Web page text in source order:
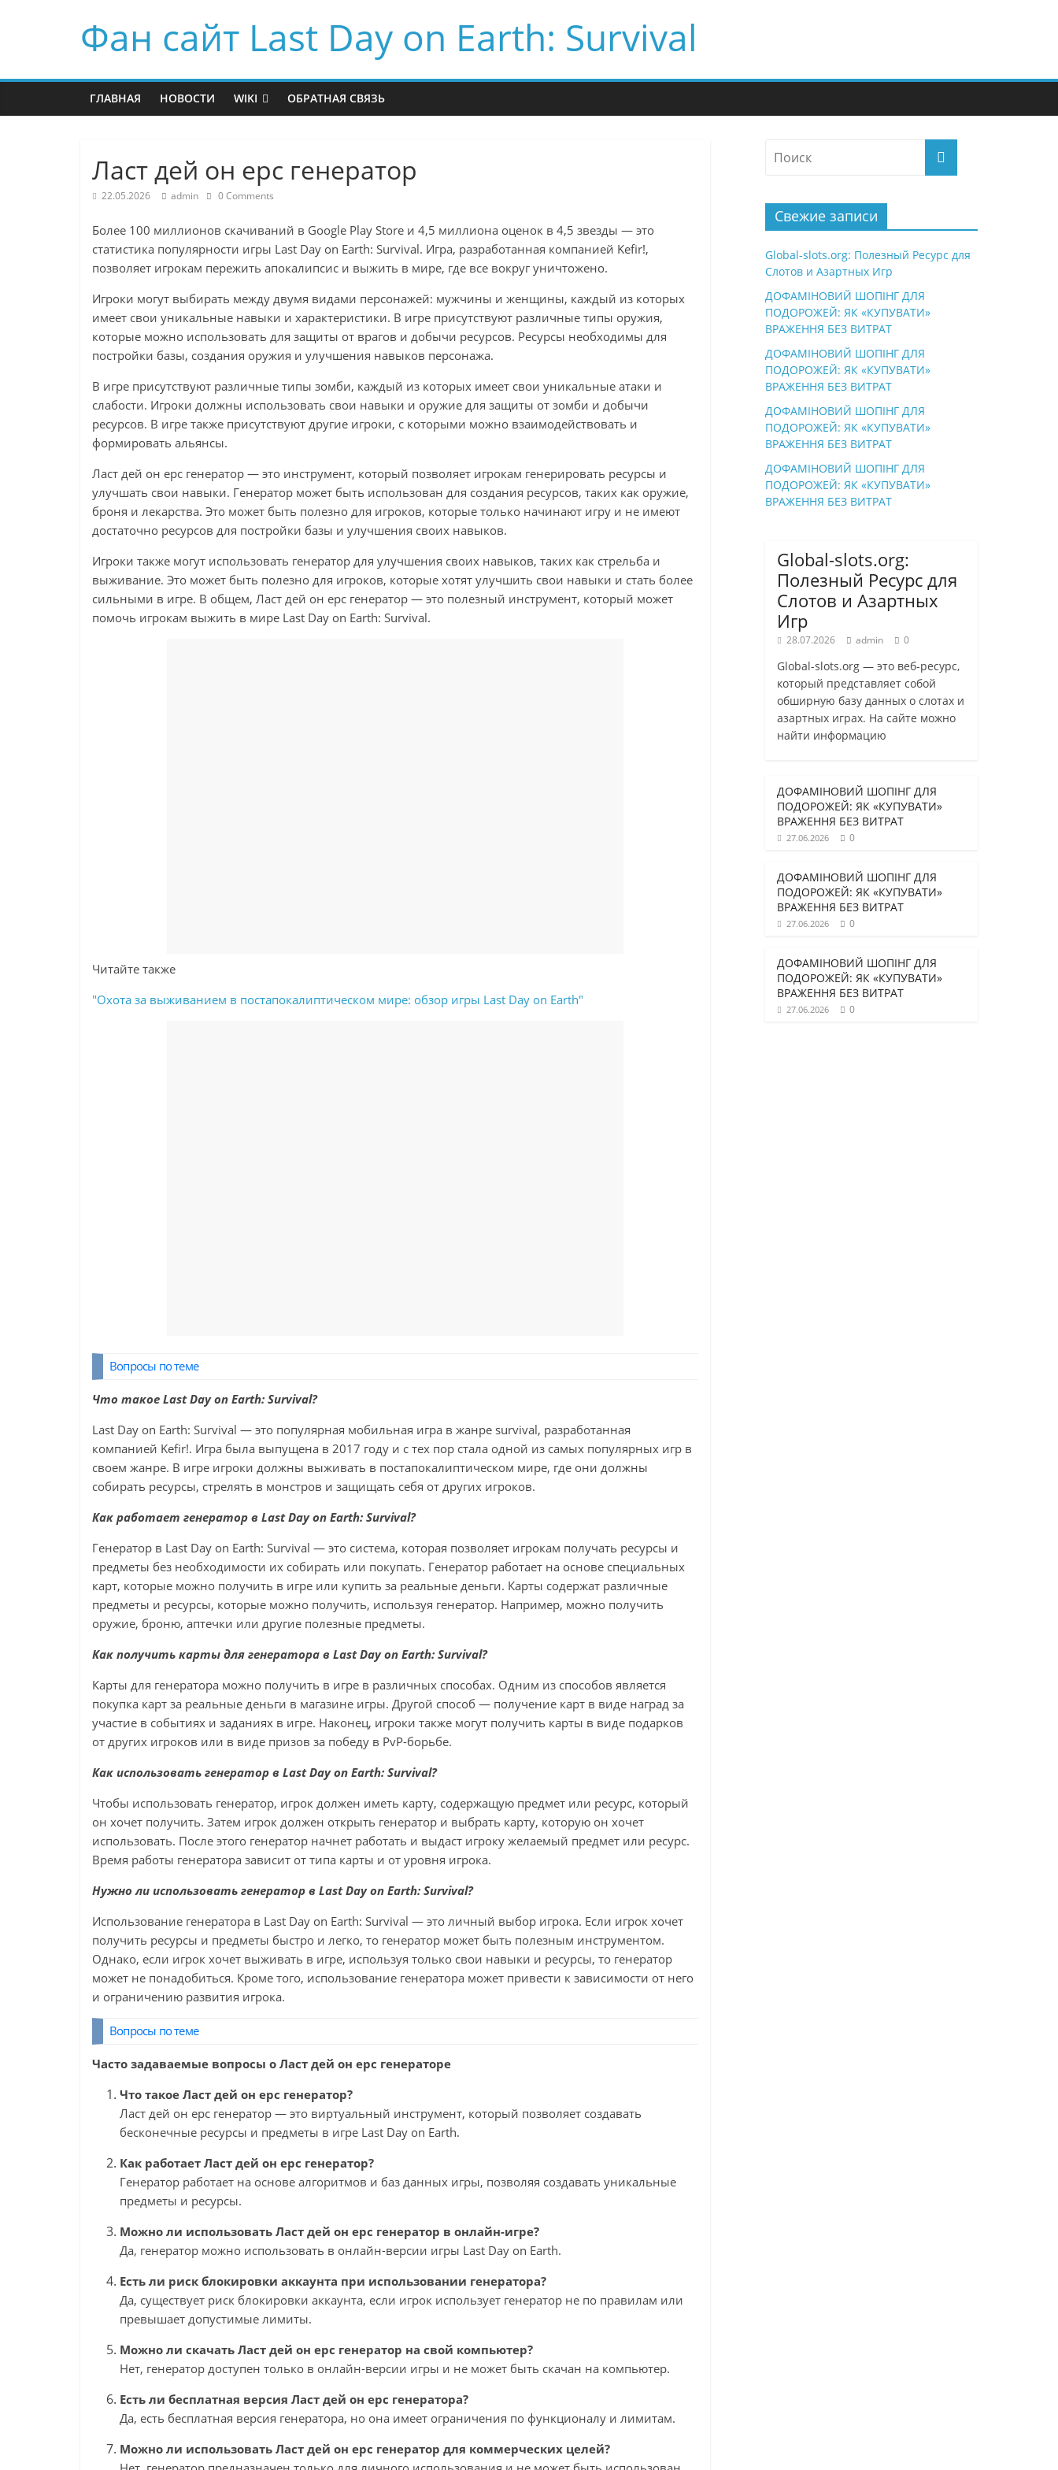
Фан сайт Last Day on Earth: Survival
ГЛАВНАЯ НОВОСТИ WIKI ОБРАТНАЯ СВЯЗЬ
Ласт дей он ерс генератор
22.05.2026 admin 0 Comments
Более 100 миллионов скачиваний в Google Play Store и 4,5 миллиона оценок в 4,5 звезды — это
статистика популярности игры Last Day on Earth: Survival. Игра, разработанная компанией Kefir!,
позволяет игрокам пережить апокалипсис и выжить в мире, где все вокруг уничтожено.
Игроки могут выбирать между двумя видами персонажей: мужчины и женщины, каждый из которых
имеет свои уникальные навыки и характеристики. В игре присутствуют различные типы оружия,
которые можно использовать для защиты от врагов и добычи ресурсов. Ресурсы необходимы для
постройки базы, создания оружия и улучшения навыков персонажа.
В игре присутствуют различные типы зомби, каждый из которых имеет свои уникальные атаки и
слабости. Игроки должны использовать свои навыки и оружие для защиты от зомби и добычи
ресурсов. В игре также присутствуют другие игроки, с которыми можно взаимодействовать и
формировать альянсы.
Ласт дей он ерс генератор — это инструмент, который позволяет игрокам генерировать ресурсы и
улучшать свои навыки. Генератор может быть использован для создания ресурсов, таких как оружие,
броня и лекарства. Это может быть полезно для игроков, которые только начинают игру и не имеют
достаточно ресурсов для постройки базы и улучшения своих навыков.
Игроки также могут использовать генератор для улучшения своих навыков, таких как стрельба и
выживание. Это может быть полезно для игроков, которые хотят улучшить свои навыки и стать более
сильными в игре. В общем, Ласт дей он ерс генератор — это полезный инструмент, который может
помочь игрокам выжить в мире Last Day on Earth: Survival.
Читайте также
"Охота за выживанием в постапокалиптическом мире: обзор игры Last Day on Earth"
Вопросы по теме
Что такое Last Day on Earth: Survival?
Last Day on Earth: Survival — это популярная мобильная игра в жанре survival, разработанная
компанией Kefir!. Игра была выпущена в 2017 году и с тех пор стала одной из самых популярных игр в
своем жанре. В игре игроки должны выживать в постапокалиптическом мире, где они должны
собирать ресурсы, стрелять в монстров и защищать себя от других игроков.
Как работает генератор в Last Day on Earth: Survival?
Генератор в Last Day on Earth: Survival — это система, которая позволяет игрокам получать ресурсы и
предметы без необходимости их собирать или покупать. Генератор работает на основе специальных
карт, которые можно получить в игре или купить за реальные деньги. Карты содержат различные
предметы и ресурсы, которые можно получить, используя генератор. Например, можно получить
оружие, броню, аптечки или другие полезные предметы.
Как получить карты для генератора в Last Day on Earth: Survival?
Карты для генератора можно получить в игре в различных способах. Одним из способов является
покупка карт за реальные деньги в магазине игры. Другой способ — получение карт в виде наград за
участие в событиях и заданиях в игре. Наконец, игроки также могут получить карты в виде подарков
от других игроков или в виде призов за победу в PvP-борьбе.
Как использовать генератор в Last Day on Earth: Survival?
Чтобы использовать генератор, игрок должен иметь карту, содержащую предмет или ресурс, который
он хочет получить. Затем игрок должен открыть генератор и выбрать карту, которую он хочет
использовать. После этого генератор начнет работать и выдаст игроку желаемый предмет или ресурс.
Время работы генератора зависит от типа карты и от уровня игрока.
Нужно ли использовать генератор в Last Day on Earth: Survival?
Использование генератора в Last Day on Earth: Survival — это личный выбор игрока. Если игрок хочет
получить ресурсы и предметы быстро и легко, то генератор может быть полезным инструментом.
Однако, если игрок хочет выживать в игре, используя только свои навыки и ресурсы, то генератор
может не понадобиться. Кроме того, использование генератора может привести к зависимости от него
и ограничению развития игрока.
Вопросы по теме
Часто задаваемые вопросы о Ласт дей он ерс генераторе
Что такое Ласт дей он ерс генератор?
Ласт дей он ерс генератор — это виртуальный инструмент, который позволяет создавать
бесконечные ресурсы и предметы в игре Last Day on Earth.
Как работает Ласт дей он ерс генератор?
Генератор работает на основе алгоритмов и баз данных игры, позволяя создавать уникальные
предметы и ресурсы.
Можно ли использовать Ласт дей он ерс генератор в онлайн-игре?
Да, генератор можно использовать в онлайн-версии игры Last Day on Earth.
Есть ли риск блокировки аккаунта при использовании генератора?
Да, существует риск блокировки аккаунта, если игрок использует генератор не по правилам или
превышает допустимые лимиты.
Можно ли скачать Ласт дей он ерс генератор на свой компьютер?
Нет, генератор доступен только в онлайн-версии игры и не может быть скачан на компьютер.
Есть ли бесплатная версия Ласт дей он ерс генератора?
Да, есть бесплатная версия генератора, но она имеет ограничения по функционалу и лимитам.
Можно ли использовать Ласт дей он ерс генератор для коммерческих целей?
Свежие записи
Global-slots.org: Полезный Ресурс для
Слотов и Азартных Игр
ДОФАМІНОВИЙ ШОПІНГ ДЛЯ
ПОДОРОЖЕЙ: ЯК «КУПУВАТИ»
ВРАЖЕННЯ БЕЗ ВИТРАТ
ДОФАМІНОВИЙ ШОПІНГ ДЛЯ
ПОДОРОЖЕЙ: ЯК «КУПУВАТИ»
ВРАЖЕННЯ БЕЗ ВИТРАТ
ДОФАМІНОВИЙ ШОПІНГ ДЛЯ
ПОДОРОЖЕЙ: ЯК «КУПУВАТИ»
ВРАЖЕННЯ БЕЗ ВИТРАТ
ДОФАМІНОВИЙ ШОПІНГ ДЛЯ
ПОДОРОЖЕЙ: ЯК «КУПУВАТИ»
ВРАЖЕННЯ БЕЗ ВИТРАТ
Global-slots.org:
Полезный Ресурс для
Слотов и Азартных
Игр
28.07.2026 admin 0
Global-slots.org — это веб-ресурс,
который представляет собой
обширную базу данных о слотах и
азартных играх. На сайте можно
найти информацию
ДОФАМІНОВИЙ ШОПІНГ ДЛЯ
ПОДОРОЖЕЙ: ЯК «КУПУВАТИ»
ВРАЖЕННЯ БЕЗ ВИТРАТ
27.06.2026 0
ДОФАМІНОВИЙ ШОПІНГ ДЛЯ
ПОДОРОЖЕЙ: ЯК «КУПУВАТИ»
ВРАЖЕННЯ БЕЗ ВИТРАТ
27.06.2026 0
ДОФАМІНОВИЙ ШОПІНГ ДЛЯ
ПОДОРОЖЕЙ: ЯК «КУПУВАТИ»
ВРАЖЕННЯ БЕЗ ВИТРАТ
27.06.2026 0